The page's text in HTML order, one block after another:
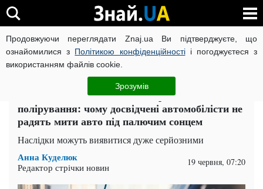
Продовжуючи переглядати Znaj.ua Ви підтверджуєте, що
ознайомилися з Політикою конфіденційностіі погоджуєтеся з
використанням файлів cookie.
Зрозумів
ВІЙНА РОСІЇ ПРОТИ УКРАЇНИ КОРОНАВІРУС В УКРАЇНІ
Auto.Знай ЧИТАТЬ НА РУССКОМ
Стійкі плями, з якими не впорається навіть
полірування: чому досвідчені автомобілісти не
радять мити авто під палючим сонцем
Наслідки можуть виявитися дуже серйозними
Анна Куделюк
Редактор стрічки новин 19 червня, 07:20